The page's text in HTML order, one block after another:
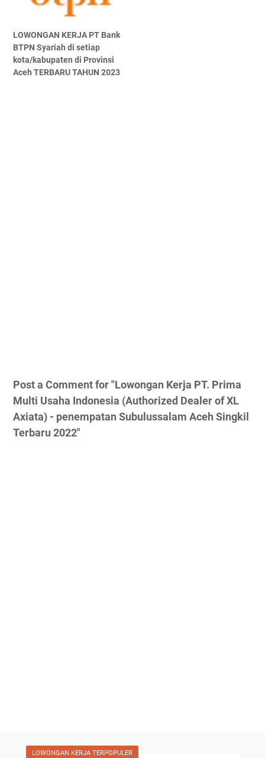
LOWONGAN KERJA PT Bank
BTPN Syariah di setiap
kota/kabupaten di Provinsi
Aceh TERBARU TAHUN 2023
Post a Comment for "Lowongan Kerja PT. Prima
Multi Usaha Indonesia (Authorized Dealer of XL
Axiata) - penempatan Subulussalam Aceh Singkil
Terbaru 2022"
LOWONGAN KERJA TERPOPULER